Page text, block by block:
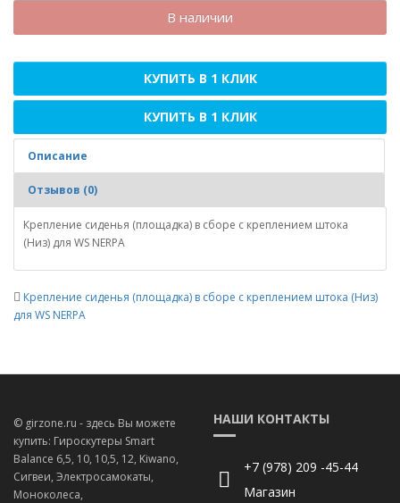
В наличии
КУПИТЬ В 1 КЛИК
КУПИТЬ В 1 КЛИК
Описание
Отзывов (0)
Крепление сиденья (площадка) в сборе с креплением штока
(Низ) для WS NERPA
Крепление сиденья (площадка) в сборе с креплением штока (Низ)
для WS NERPA
© girzone.ru - здесь Вы можете
купить: Гироскутеры Smart
Balance 6,5, 10, 10,5, 12, Kiwano,
Сигвеи, Электросамокаты,
Моноколеса,
НАШИ КОНТАКТЫ
+7 (978) 209 -45-44
Магазин